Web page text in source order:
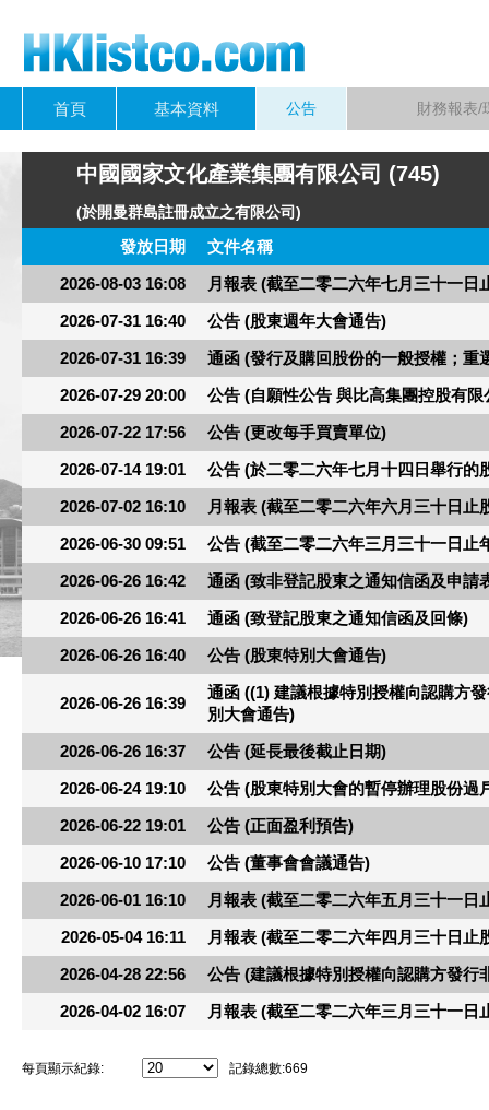
首頁 基本資料 公告 財務報表/
中國國家文化產業集團有限公司 (745)
(於開曼群島註冊成立之有限公司)
發放日期
文件名稱
2026-08-03 16:08 月報表 (截至二零二六年七月三十一
2026-07-31 16:40 公告 (股東週年大會通告)
2026-07-31 16:39 通函 (發行及購回股份的一般授權；重
2026-07-29 20:00 公告 (自願性公告 與比高集團控股有
2026-07-22 17:56 公告 (更改每手買賣單位)
2026-07-14 19:01 公告 (於二零二六年七月十四日舉行的
2026-07-02 16:10 月報表 (截至二零二六年六月三十日止
2026-06-30 09:51 公告 (截至二零二六年三月三十一日止
2026-06-26 16:42 通函 (致非登記股東之通知信函及申請
2026-06-26 16:41 通函 (致登記股東之通知信函及回條)
2026-06-26 16:40 公告 (股東特別大會通告)
2026-06-26 16:39
通函 ((1) 建議根據特別授權向認購方
別大會通告)
2026-06-26 16:37 公告 (延長最後截止日期)
2026-06-24 19:10 公告 (股東特別大會的暫停辦理股份過
2026-06-22 19:01 公告 (正面盈利預告)
2026-06-10 17:10 公告 (董事會會議通告)
2026-06-01 16:10 月報表 (截至二零二六年五月三十一
2026-05-04 16:11 月報表 (截至二零二六年四月三十日止
2026-04-28 22:56 公告 (建議根據特別授權向認購方發行
2026-04-02 16:07 月報表 (截至二零二六年三月三十一
每頁顯示紀錄: 記錄總數:669